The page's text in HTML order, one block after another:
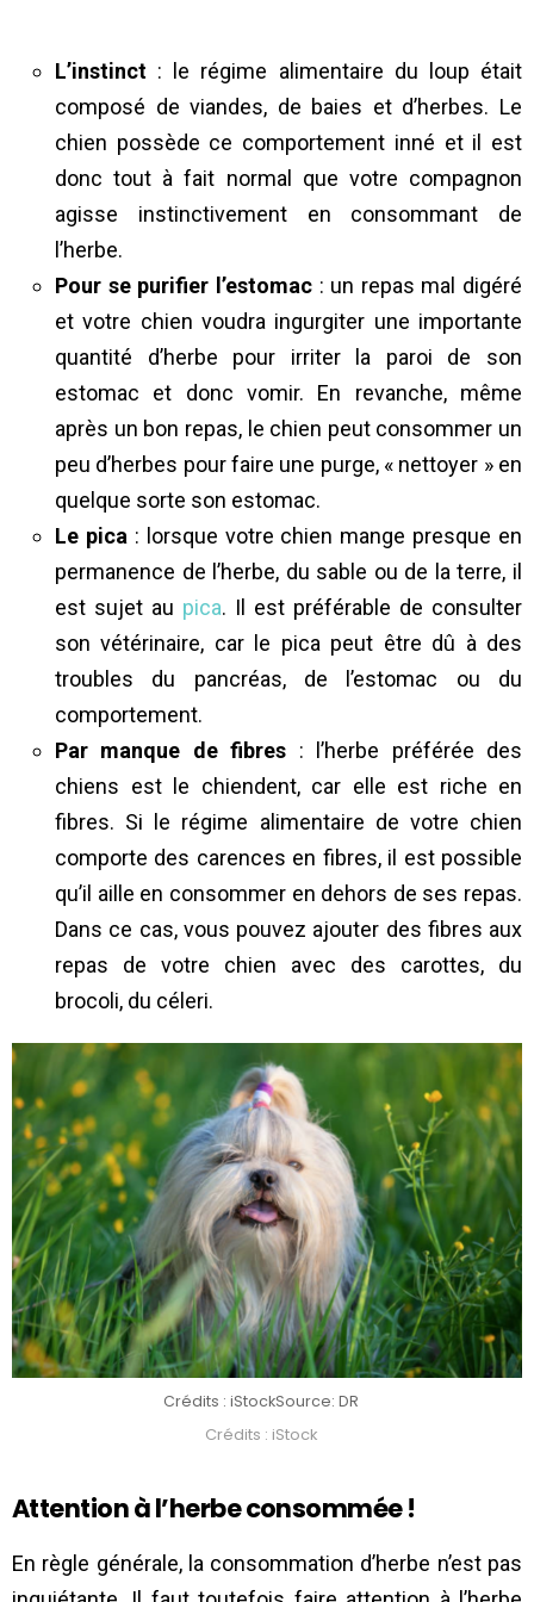
L’instinct : le régime alimentaire du loup était
composé de viandes, de baies et d’herbes. Le
chien possède ce comportement inné et il est
donc tout à fait normal que votre compagnon
agisse instinctivement en consommant de
l’herbe.
Pour se purifier l’estomac: un repas mal digéré
et votre chien voudra ingurgiter une importante
quantité d’herbe pour irriter la paroi de son
estomac et donc vomir. En revanche, même
après un bon repas, le chien peut consommer un
peu d’herbes pour faire une purge, « nettoyer » en
quelque sorte son estomac.
Le pica : lorsque votre chien mange presque en
permanence de l’herbe, du sable ou de la terre, il
est sujet au pica. Il est préférable de consulter
son vétérinaire, car le pica peut être dû à des
troubles du pancréas, de l’estomac ou du
comportement.
Par manque de fibres : l’herbe préférée des
chiens est le chiendent, car elle est riche en
fibres. Si le régime alimentaire de votre chien
comporte des carences en fibres, il est possible
qu’il aille en consommer en dehors de ses repas.
Dans ce cas, vous pouvez ajouter des fibres aux
repas de votre chien avec des carottes, du
brocoli, du céleri.
Crédits : iStockSource: DR
Crédits : iStock
Attention à l’herbe consommée !
En règle générale, la consommation d’herbe n’est pas